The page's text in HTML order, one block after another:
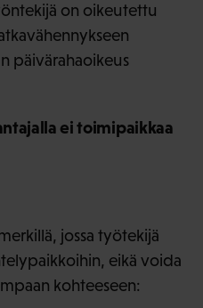
on oikeutettu
päivärahaoikeus
ei toimipaikkaa
jossa työtekijä
eikä voida
kohteeseen: